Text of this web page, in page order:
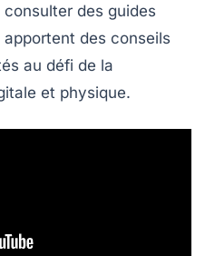
consulter des guides
apportent des conseils
au défi de la
et physique.